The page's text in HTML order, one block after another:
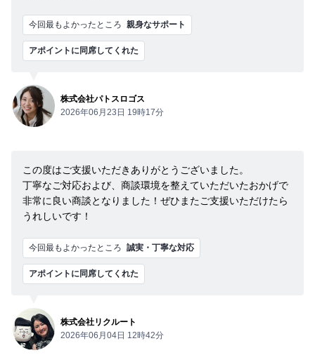
今回最もよかったところ 親身なサポート
アポイントに同席してくれた
株式会社パトスロゴス
2026年06月23日 19時17分
この度はご支援いただきありがとうございました。
丁寧なご対応および、商談環境を整えていただいたおかげで
非常に良い商談となりました！ぜひまたご支援いただけたら
うれしいです！
今回最もよかったところ 誠実・丁寧な対応
アポイントに同席してくれた
株式会社リクルート
2026年06月04日 12時42分